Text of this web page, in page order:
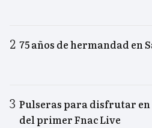
75 años de hermandad en
Pulseras para disfrutar en
del primer Fnac Live